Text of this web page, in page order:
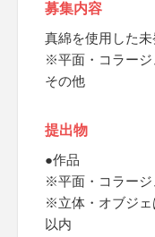
募集内容
真綿を使用した
※平面・コラージ
その他
提出物
●作品
※平面・コラージ
※立体・オブジェ
以内